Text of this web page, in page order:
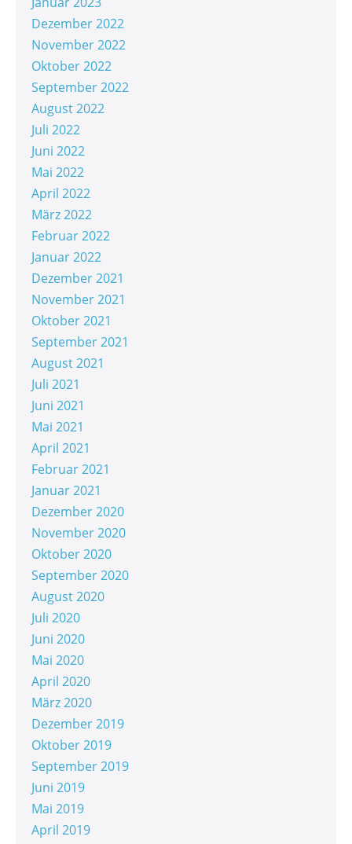
Dezember 2022
November 2022
Oktober 2022
September 2022
August 2022
Juli 2022
Juni 2022
Mai 2022
April 2022
März 2022
Februar 2022
Januar 2022
Dezember 2021
November 2021
Oktober 2021
September 2021
August 2021
Juli 2021
Juni 2021
Mai 2021
April 2021
Februar 2021
Januar 2021
Dezember 2020
November 2020
Oktober 2020
September 2020
August 2020
Juli 2020
Juni 2020
Mai 2020
April 2020
März 2020
Dezember 2019
Oktober 2019
September 2019
Juni 2019
Mai 2019
April 2019